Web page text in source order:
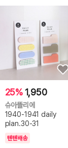
25% 1,950
슈아뜰리에
1940-1941 daily
plan.30-31
텐텐배송